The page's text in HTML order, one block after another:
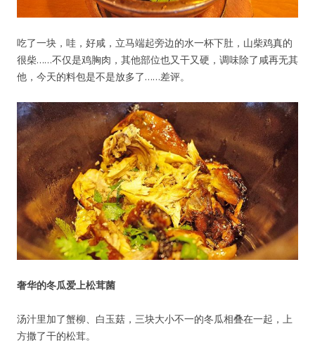
吃了一块，哇，好咸，立马端起旁边的水一杯下肚，山柴鸡真的
很柴……不仅是鸡胸肉，其他部位也又干又硬，调味除了咸再无其
他，今天的料包是不是放多了……差评。
奢华的冬瓜爱上松茸菌
汤汁里加了蟹柳、白玉菇，三块大小不一的冬瓜相叠在一起，上
方撒了干的松茸。